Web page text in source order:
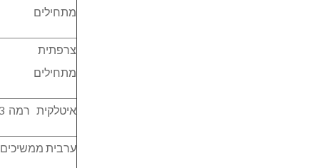
מתחילים
צרפתית
מתחילים
איטלקית רמה 3
ערבית ממשיכים